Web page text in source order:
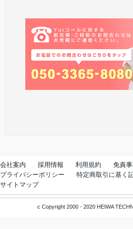
会社案内 採用情報 利用規約
免責
プライバシーポリシー
特定商取引に基く
サイトマップ
c Copyright 2000 - 2020 HEIWA